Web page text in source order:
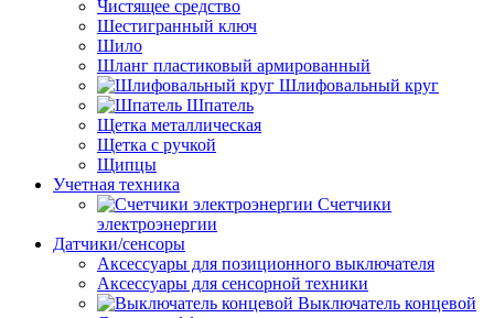
Чистящее средство
Шестигранный ключ
Шило
Шланг пластиковый армированный
Шлифовальный круг
Шпатель
Щетка металлическая
Щетка с ручкой
Щипцы
Учетная техника
Счетчики
электроэнергии
Датчики/сенсоры
Аксессуары для позиционного выключателя
Аксессуары для сенсорной техники
Выключатель концевой